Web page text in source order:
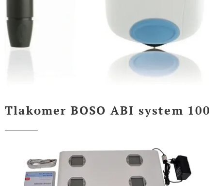
Tlakomer BOSO ABI system 100